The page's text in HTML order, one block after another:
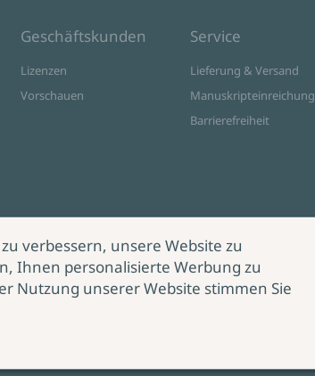
Geschäftskunden
Lizenzen
Vorschauen
Service
Lieferung & Versand
Manuskripteinreichung
Barrierefreiheit
verbessern, unsere Website zu
Ihnen personalisierte Werbung zu
Nutzung unserer Website stimmen Sie